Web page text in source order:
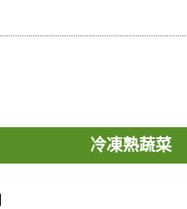
冷凍熟蔬菜